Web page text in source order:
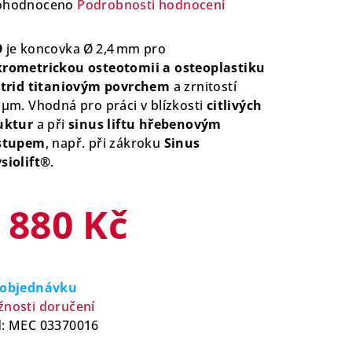
Podrobnosti hodnocení
je koncovka Ø 2,4 mm pro
osteotomii a osteoplastiku
titaniovým povrchem a zrnitostí
µm. Vhodná pro práci v blízkosti citlivých
a přisinus liftu hřebenovým
, např. při zákroku Sinus
.
Kč
doručení
MEC 03370016